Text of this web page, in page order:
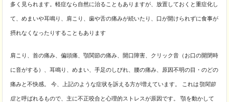
多く見られます。軽症なら自然に治ることもありますが、放置しておくと重症化し
て、めまいや耳鳴り、 肩こり、歯や舌の痛みが続いたり、口が開けられずに食事が
摂れなくなったりすることもあります
肩こり、首の痛み、偏頭痛、顎関節の痛み、開口障害、クリック音（お口の開閉時
に音がする）、耳鳴り、めまい、手足のしびれ、腰の痛み、原因不明の目・のどの
痛みと不快感。 今、上記のような症状を訴える方が増えています。 これは顎関節
症と呼ばれるもので、主に不正咬合と心理的ストレスが原因です。 顎を動かして